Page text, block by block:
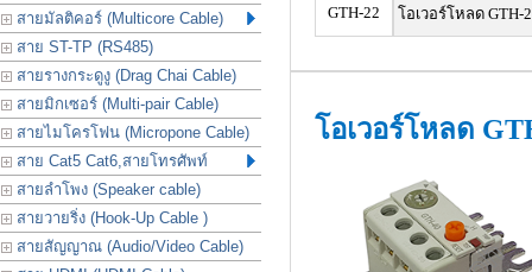
สายมัลติคอร์ (Multicore Cable)
สาย ST-TP (RS485)
สายรางกระดูงู (Drag Chai Cable)
สายมิกเซอร์ (Multi-pair Cable)
สายไมโครโฟน (Micropone Cable)
สาย Cat5 Cat6,สายโทรศัพท์
สายลำโพง (Speaker cable)
สายวายริ่ง (Hook-Up Cable )
สายสัญญาณ (Audio/Video Cable)
GTH-22
โอเวอร์โหลด GTH-
โอเวอร์โหลด